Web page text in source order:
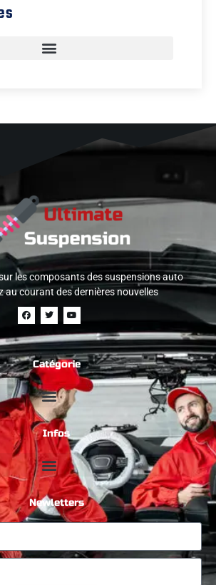
les composants des suspensions auto
au courant des dernières nouvelles
Catégorie
Infos
Newletters